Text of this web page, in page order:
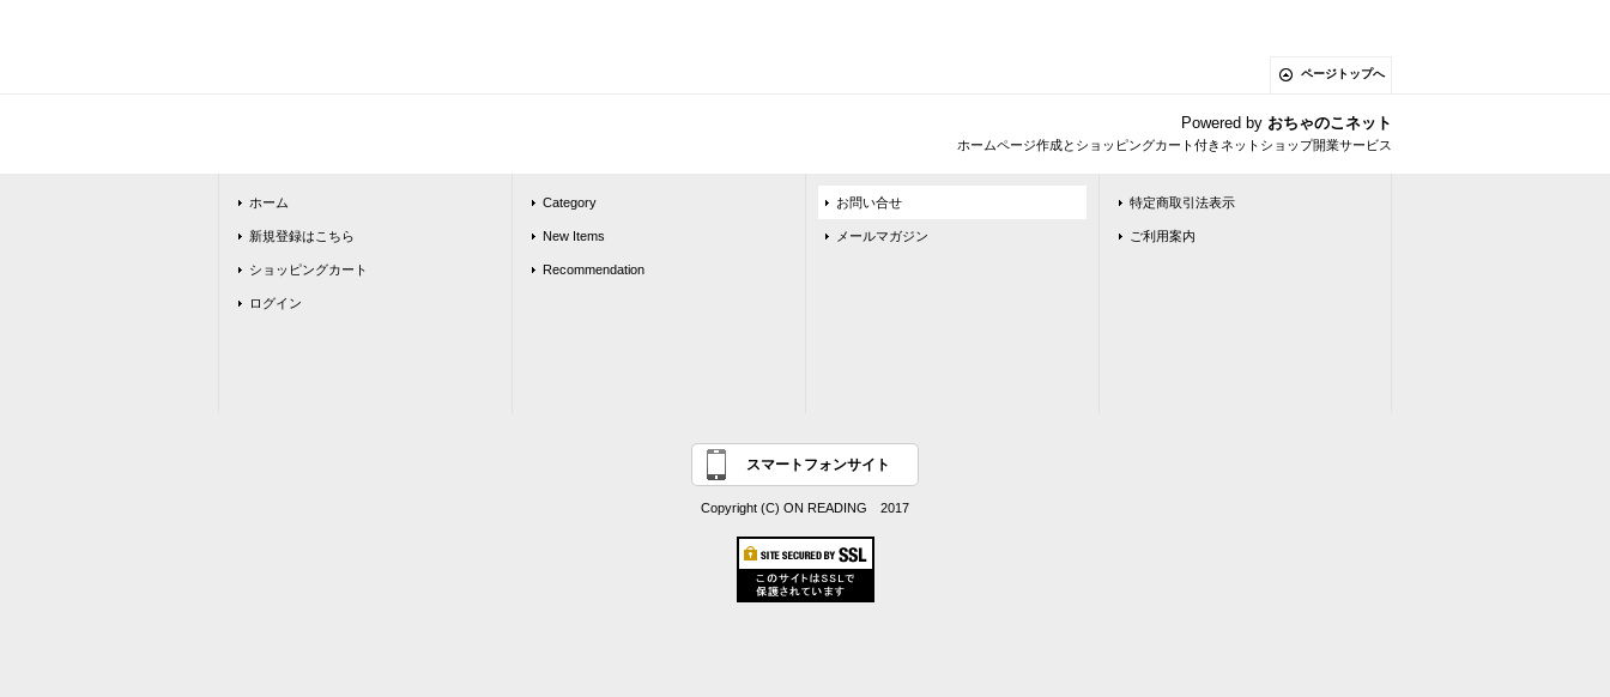
ページトップへ
Powered by おちゃのこネット
ホームページ作成とショッピングカート付きネットショップ開業サービス
ホーム
新規登録はこちら
ショッピングカート
ログイン
Category
New Items
Recommendation
お問い合せ
メールマガジン
特定商取引法表示
ご利用案内
スマートフォンサイト
Copyright (C) ON READING 2017